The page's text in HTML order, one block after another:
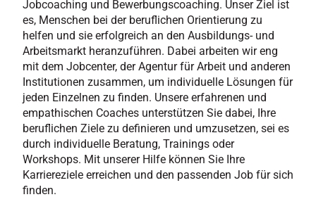
Jobcoaching und Bewerbungscoaching. Unser Ziel ist
es, Menschen bei der beruflichen Orientierung zu
helfen und sie erfolgreich an den Ausbildungs- und
Arbeitsmarkt heranzuführen. Dabei arbeiten wir eng
mit dem Jobcenter, der Agentur für Arbeit und anderen
Institutionen zusammen, um individuelle Lösungen für
jeden Einzelnen zu finden. Unsere erfahrenen und
empathischen Coaches unterstützen Sie dabei, Ihre
beruflichen Ziele zu definieren und umzusetzen, sei es
durch individuelle Beratung, Trainings oder
Workshops. Mit unserer Hilfe können Sie Ihre
Karriereziele erreichen und den passenden Job für sich
finden.